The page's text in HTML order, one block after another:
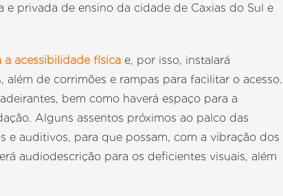
e privada de ensino da cidade de Caxias do Sul e
acessibilidade física e, por isso, instalará
de corrimões e rampas para facilitar o acesso.
bem como haverá espaço para a
Alguns assentos próximos ao palco das
e auditivos, para que possam, com a vibração dos
audiodescrição para os deficientes visuais, além